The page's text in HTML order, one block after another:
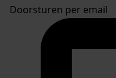
Doorsturen per email